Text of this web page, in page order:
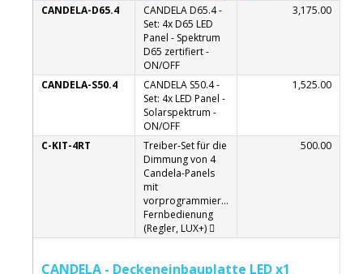
CANDELA-D65.4
CANDELA D65.4 -
Set: 4x D65 LED
Panel - Spektrum
D65 zertifiert -
ON/OFF
3,175.00
CANDELA-S50.4
CANDELA S50.4 -
Set: 4x LED Panel -
Solarspektrum -
ON/OFF
1,525.00
C-KIT-4RT
Treiber-Set für die
Dimmung von 4
Candela-Panels
mit
vorprogrammierter
Fernbedienung
(Regler, LUX+) 
500.00
CANDELA - Deckeneinbauplatte LED x1